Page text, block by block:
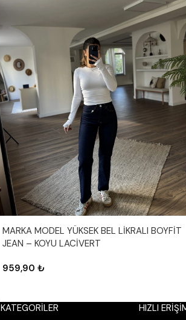
MARKA MODEL YÜKSEK BEL LİKRALI BOYFİT
JEAN – KOYU LACİVERT
959,90 ₺
KATEGORILER HIZLI